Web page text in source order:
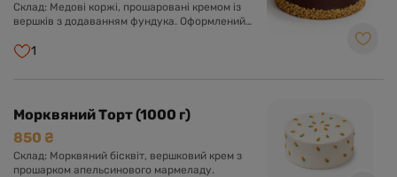
Склад: Медові коржі, прошаровані кремом із
вершків з додаванням фундука. Оформлений
1
Морквяний Торт (1000 г)
850 ₴
Склад: Морквяний бісквіт, вершковий крем з
прошарком апельсинового мармеладу.